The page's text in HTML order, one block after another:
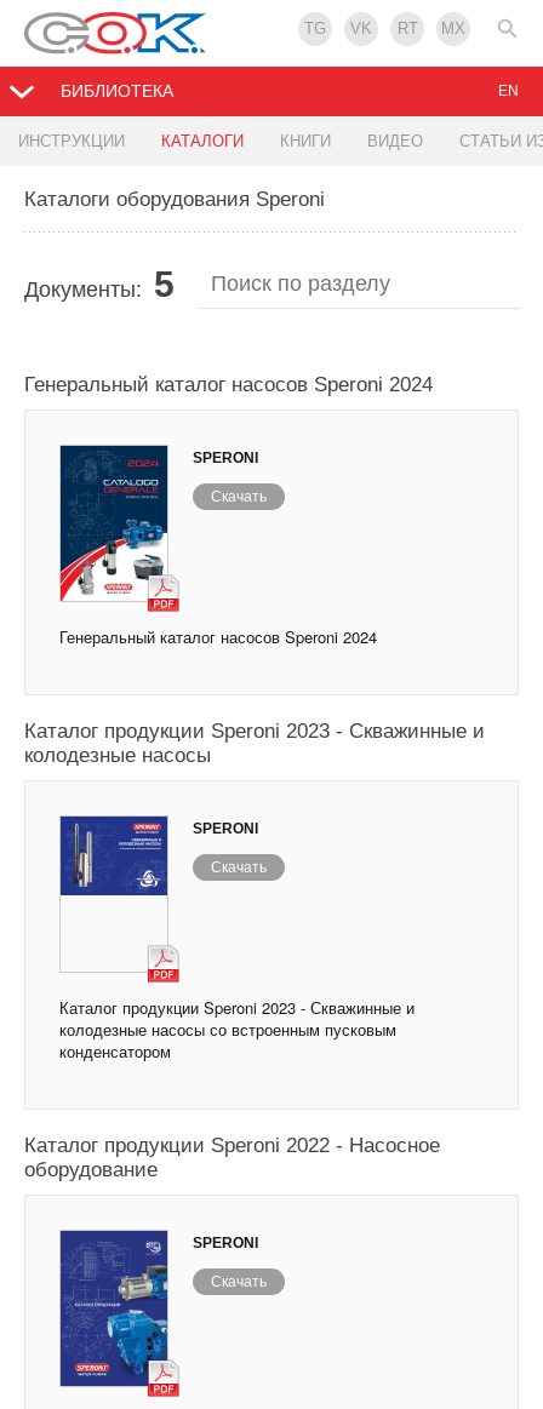
TG VK RT MX
БИБЛИОТЕКА
ИНСТРУКЦИИ КАТАЛОГИ КНИГИ ВИДЕО СТАТЬИ
EN
Каталоги оборудования Speroni
Документы: 5
Генеральный каталог насосов Speroni 2024
SPERONI
Скачать
Генеральный каталог насосов Speroni 2024
Каталог продукции Speroni 2023 - Скважинные и
колодезные насосы
SPERONI
Скачать
Каталог продукции Speroni 2023 - Скважинные и
колодезные насосы со встроенным пусковым
конденсатором
Каталог продукции Speroni 2022 - Насосное
оборудование
SPERONI
Скачать